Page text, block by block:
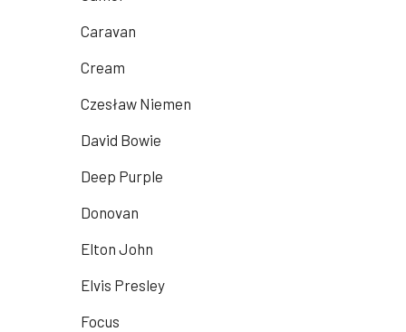
Caravan
Cream
Czesław Niemen
David Bowie
Deep Purple
Donovan
Elton John
Elvis Presley
Focus